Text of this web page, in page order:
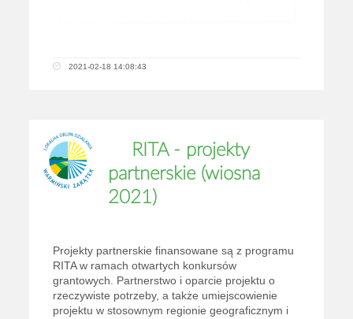
2021-02-18 14:08:43
RITA - projekty
partnerskie (wiosna
2021)
Projekty partnerskie finansowane są z programu
RITA w ramach otwartych konkursów
grantowych. Partnerstwo i oparcie projektu o
rzeczywiste potrzeby, a także umiejscowienie
projektu w stosownym regionie geograficznym i